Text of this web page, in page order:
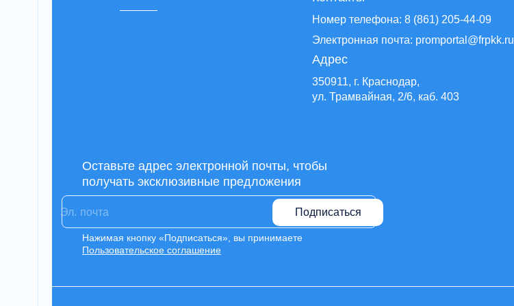
Номер телефона: 8 (861) 205-44-09
Электронная почта: promportal@frpkk.ru
Адрес
350911, г. Краснодар,
ул. Трамвайная, 2/6, каб. 403
Оставьте адрес электронной почты, чтобы
получать эксклюзивные предложения
Подписаться
Нажимая кнопку «Подписаться», вы принимаете
Пользовательское соглашение